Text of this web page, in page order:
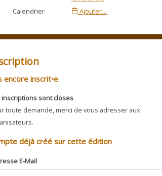
Calendrier
Ajouter…
encore inscrit•e
inscriptions sont closes
toute demande, merci de vous adresser aux
déjà créé sur cette édition
E-Mail